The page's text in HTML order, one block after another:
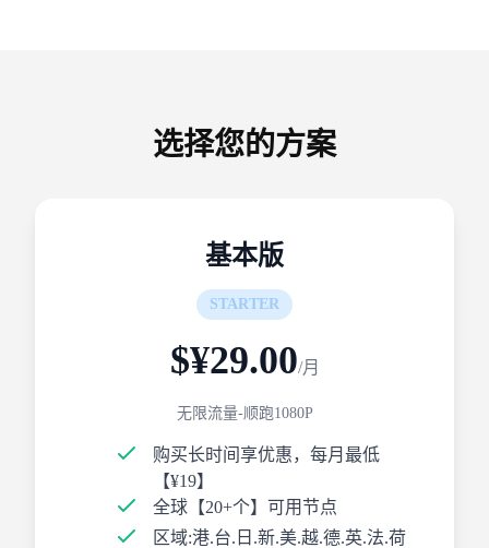
选择您的方案
基本版
STARTER
$¥29.00/月
无限流量-顺跑1080P
购买长时间享优惠，每月最低
【¥19】
全球【20+个】可用节点
区域:港.台.日.新.美.越.德.英.法.荷